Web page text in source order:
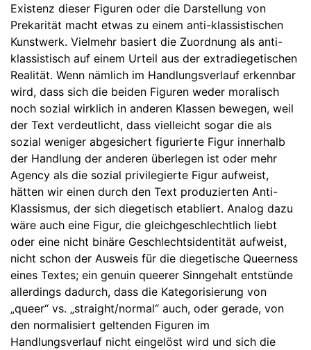
Existenz dieser Figuren oder die Darstellung von
Prekarität macht etwas zu einem anti-klassistischen
Kunstwerk. Vielmehr basiert die Zuordnung als anti-
klassistisch auf einem Urteil aus der extradiegetischen
Realität. Wenn nämlich im Handlungsverlauf erkennbar
wird, dass sich die beiden Figuren weder moralisch
noch sozial wirklich in anderen Klassen bewegen, weil
der Text verdeutlicht, dass vielleicht sogar die als
sozial weniger abgesichert figurierte Figur innerhalb
der Handlung der anderen überlegen ist oder mehr
Agency als die sozial privilegierte Figur aufweist,
hätten wir einen durch den Text produzierten Anti-
Klassismus, der sich diegetisch etabliert. Analog dazu
wäre auch eine Figur, die gleichgeschlechtlich liebt
oder eine nicht binäre Geschlechtsidentität aufweist,
nicht schon der Ausweis für die diegetische Queerness
eines Textes; ein genuin queerer Sinngehalt entstünde
allerdings dadurch, dass die Kategorisierung von
„queer“ vs. „straight/normal“ auch, oder gerade, von
den normalisiert geltenden Figuren im
Handlungsverlauf nicht eingelöst wird und sich die